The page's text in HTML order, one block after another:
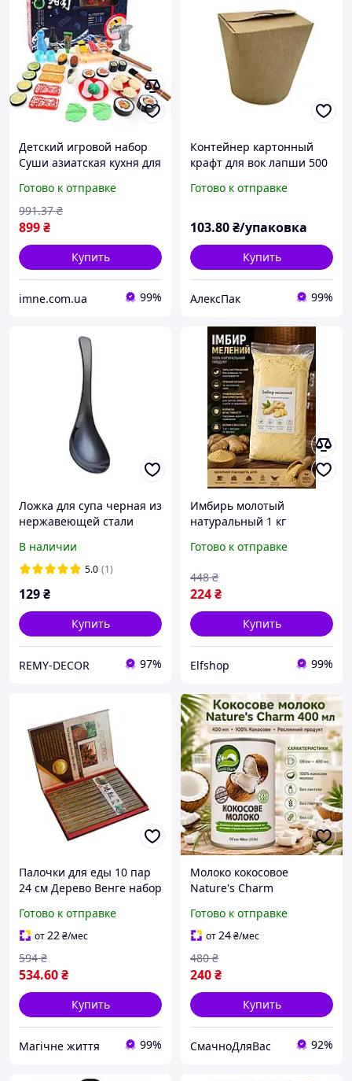
Детский игровой набор
Суши азиатская кухня для
шеф повара ресторана 48
предметов Горелка
Готово к отправке
899₴
991.37 ₴
Купить
imne.com.ua 99%
Контейнер картонный
крафт для вок лапши 500
азиатской кухни
Готово к отправке
103.80₴/упаковка
Купить
АлексПак 99%
Ложка для супа черная из
нержавеющей стали
стиль азиатская кухня
В наличии
5.0 (1)
129₴
Купить
REMY-DECOR 97%
Имбирь молотый
натуральный 1 кг
премиум для выпечки,
азиатской кухни
Готово к отправке
224₴
448 ₴
Купить
Elfshop 99%
Палочки для еды 10 пар
24 см Дерево Венге набор
азиатской кухни
Готово к отправке
от22₴/мес
534.60₴
594 ₴
Купить
Магічне життя 99%
Молоко кокосовое
Nature's Charm
сахара 400 мл
Натуральное
растительное молоко для
азиатской кухни и выпечк
Готово к отправке
от24₴/мес
240₴
480 ₴
Купить
СмачноДляВас 92%